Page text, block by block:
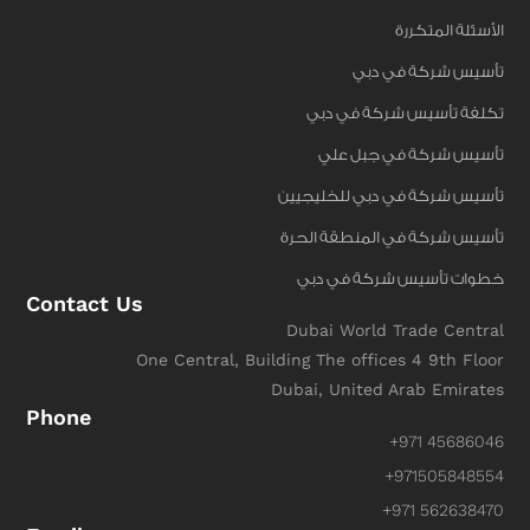
الأسئلة المتكررة
تأسيس شركة في دبي
تكلفة تأسيس شركة في دبي
تأسيس شركة في جبل علي
تأسيس شركة في دبي للخليجيين
تأسيس شركة في المنطقة الحرة
خطوات تأسيس شركة في دبي
Contact Us
Dubai World Trade Central
One Central, Building The offices 4 9th Floor
Dubai, United Arab Emirates
Phone
+971 45686046
+971505848554
+971 562638470